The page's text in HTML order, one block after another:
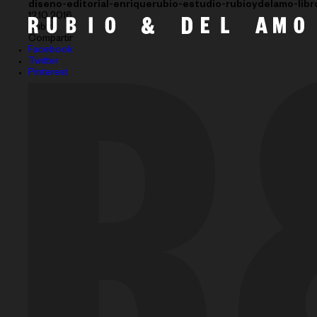
diseno-editorial-enriquerubio-estudio-rubioydelamo-
12.10.2016
Subir
Compartir
Facebook
Twitter
Pinterest